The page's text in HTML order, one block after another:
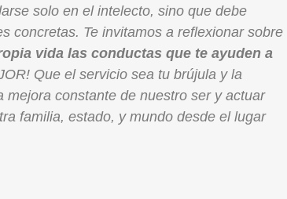
solo en el intelecto, sino que debe
concretas. Te invitamos a reflexionar sobre
vida las conductas que te ayuden a
Que el servicio sea tu brújula y la
constante de nuestro ser y actuar
familia, estado, y mundo desde el lugar